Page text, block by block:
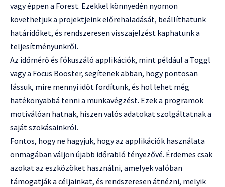
vagy éppen a Forest. Ezekkel könnyedén nyomon
követhetjük a projektjeink előrehaladását, beállíthatunk
határidőket, és rendszeresen visszajelzést kaphatunk a
teljesítményünkről.
Az időmérő és fókuszáló applikációk, mint például a Toggl
vagy a Focus Booster, segítenek abban, hogy pontosan
lássuk, mire mennyi időt fordítunk, és hol lehet még
hatékonyabbá tenni a munkavégzést. Ezek a programok
motiválóan hatnak, hiszen valós adatokat szolgáltatnak a
saját szokásainkról.
Fontos, hogy ne hagyjuk, hogy az applikációk használata
önmagában váljon újabb időrabló tényezővé. Érdemes csak
azokat az eszközöket használni, amelyek valóban
támogatják a céljainkat, és rendszeresen átnézni, melyik